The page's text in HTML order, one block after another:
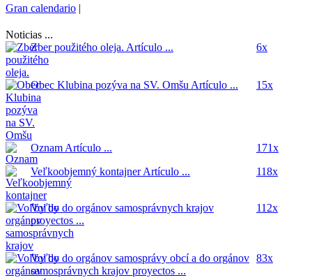
Gran calendario |
Noticias ...
Zber použitého oleja. Artículo ... 6x
Obec Klubina pozýva na SV. Omšu Artículo ... 15x
Oznam Artículo ...
171x
Veľkoobjemný kontajnerArtículo ... 118x
Voľby do orgánov samosprávnych krajov
proyectos ...
112x
Voľby do orgánov samosprávy obcí a do orgánov
samosprávnych krajov proyectos ...
83x